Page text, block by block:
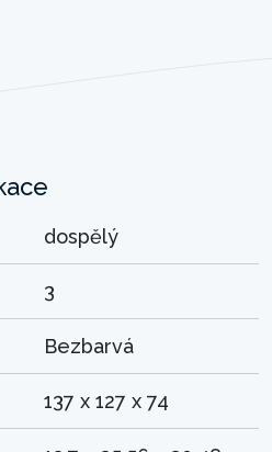
dospělý
3
Bezbarvá
137 x 127 x 74